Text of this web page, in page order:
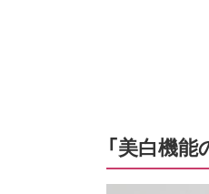
「美白機